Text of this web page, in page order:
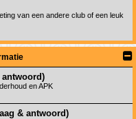
van een andere club of een leuk
en APK
& antwoord)